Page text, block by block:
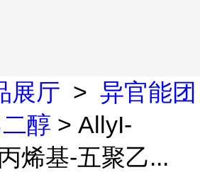
展厅 > 异官能团
醇 > AllyI-
烯基-五聚乙...